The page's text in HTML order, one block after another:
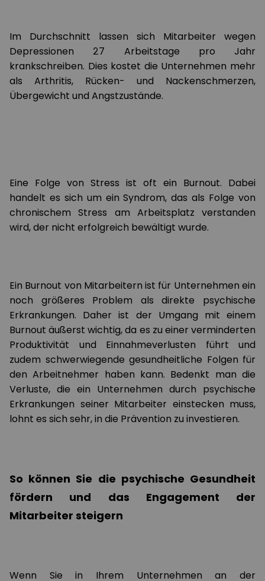
Im Durchschnitt lassen sich Mitarbeiter wegen
Depressionen 27 Arbeitstage pro Jahr
krankschreiben. Dies kostet die Unternehmen mehr
als Arthritis, Rücken- und Nackenschmerzen,
Übergewicht und Angstzustände.
Eine Folge von Stress ist oft ein Burnout. Dabei
handelt es sich um ein Syndrom, das als Folge von
chronischem Stress am Arbeitsplatz verstanden
wird, der nicht erfolgreich bewältigt wurde.
Ein Burnout von Mitarbeitern ist für Unternehmen ein
noch größeres Problem als direkte psychische
Erkrankungen. Daher ist der Umgang mit einem
Burnout äußerst wichtig, da es zu einer verminderten
Produktivität und Einnahmeverlusten führt und
zudem schwerwiegende gesundheitliche Folgen für
den Arbeitnehmer haben kann. Bedenkt man die
Verluste, die ein Unternehmen durch psychische
Erkrankungen seiner Mitarbeiter einstecken muss,
lohnt es sich sehr, in die Prävention zu investieren.
So können Sie die psychische Gesundheit
fördern und das Engagement der
Mitarbeiter steigern
Wenn Sie in Ihrem Unternehmen an der